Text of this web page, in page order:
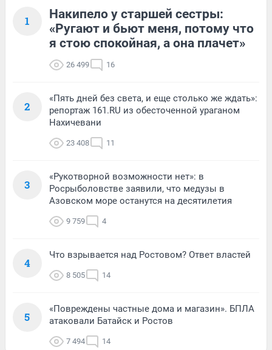
1
Накипело у старшей сестры:
«Ругают и бьют меня, потому что
я стою спокойная, а она плачет»
26 499 16
2
«Пять дней без света, и еще столько же ждать»:
репортаж 161.RU из обесточенной ураганом
Нахичевани
23 408 11
3
«Рукотворной возможности нет»: в
Росрыболовстве заявили, что медузы в
Азовском море останутся на десятилетия
9 759 4
4
Что взрывается над Ростовом? Ответ властей
8 505 14
5
«Повреждены частные дома и магазин». БПЛА
атаковали Батайск и Ростов
7 494 14